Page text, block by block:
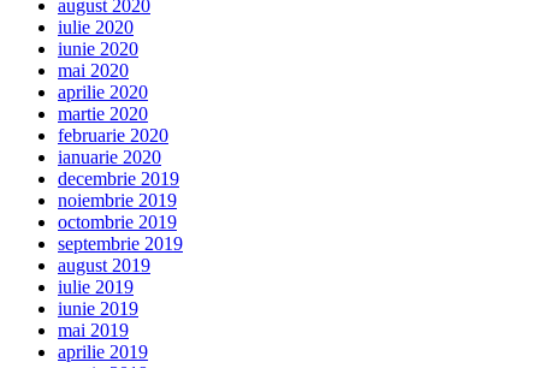
august 2020
iulie 2020
iunie 2020
mai 2020
aprilie 2020
martie 2020
februarie 2020
ianuarie 2020
decembrie 2019
noiembrie 2019
octombrie 2019
septembrie 2019
august 2019
iulie 2019
iunie 2019
mai 2019
aprilie 2019